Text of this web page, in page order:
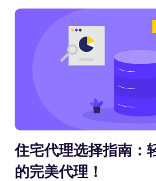
住宅代理选择指南：
的完美代理！